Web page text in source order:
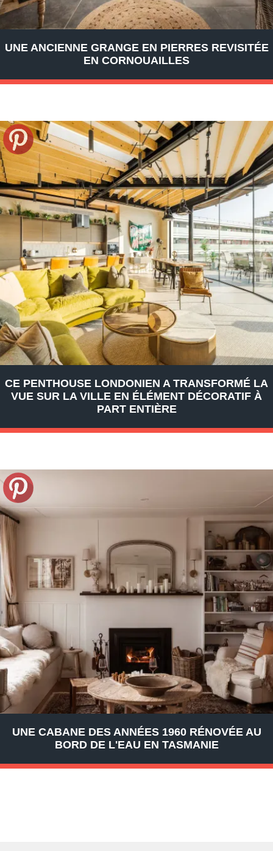
UNE ANCIENNE GRANGE EN PIERRES REVISITÉE
EN CORNOUAILLES
CE PENTHOUSE LONDONIEN A TRANSFORMÉ LA
VUE SUR LA VILLE EN ÉLÉMENT DÉCORATIF À
PART ENTIÈRE
UNE CABANE DES ANNÉES 1960 RÉNOVÉE AU
BORD DE L'EAU EN TASMANIE